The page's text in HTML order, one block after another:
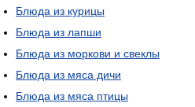
Блюда из курицы
Блюда из лапши
Блюда из моркови и свеклы
Блюда из мяса дичи
Блюда из мяса птицы